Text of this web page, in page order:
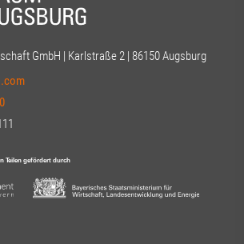
GmbH | Karlstraße 2 | 86150 Augsburg